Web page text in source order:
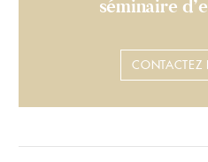
séminaire
CONTACTEZ